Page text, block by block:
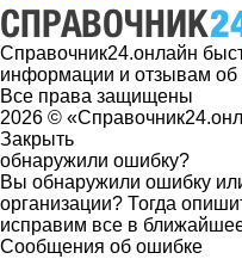
Справочник24.онлайн
информации и отзывам об
Все права защищены
2026 ©
Закрыть
обнаружили ошибку?
Вы обнаружили ошибку
организации? Тогда
исправим все в
Сообщения об ошибке